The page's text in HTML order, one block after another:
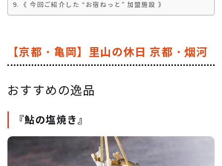
《 今回ご紹介した “お宿ねっと” 加盟施設 》
【京都・亀岡】里山の休日 京都・烟河
おすすめの逸品
『鮎の塩焼き』